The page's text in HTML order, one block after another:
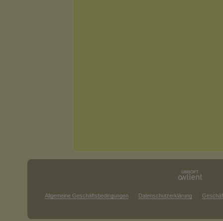
Allgemeine Geschäftsbedingungen Datenschutzerklärung